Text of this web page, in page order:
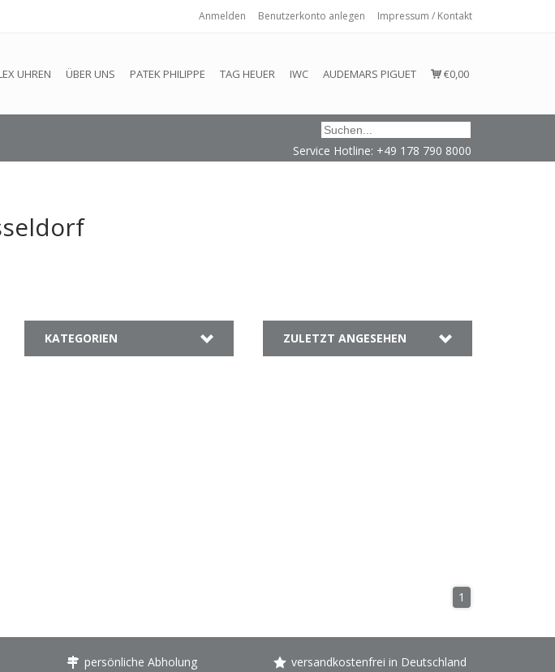
Anmelden Benutzerkonto anlegen Impressum / Kontakt
UHREN ÜBER UNS PATEK PHILIPPE TAG HEUER IWC AUDEMARS PIGUET €0,00
Service Hotline: +49 178 790 8000
KATEGORIEN ZULETZT ANGESEHEN
1
persönliche Abholung versandkostenfrei in Deutschland
können nicht alle Bestellungen eingehalten oder erfüllt werden.